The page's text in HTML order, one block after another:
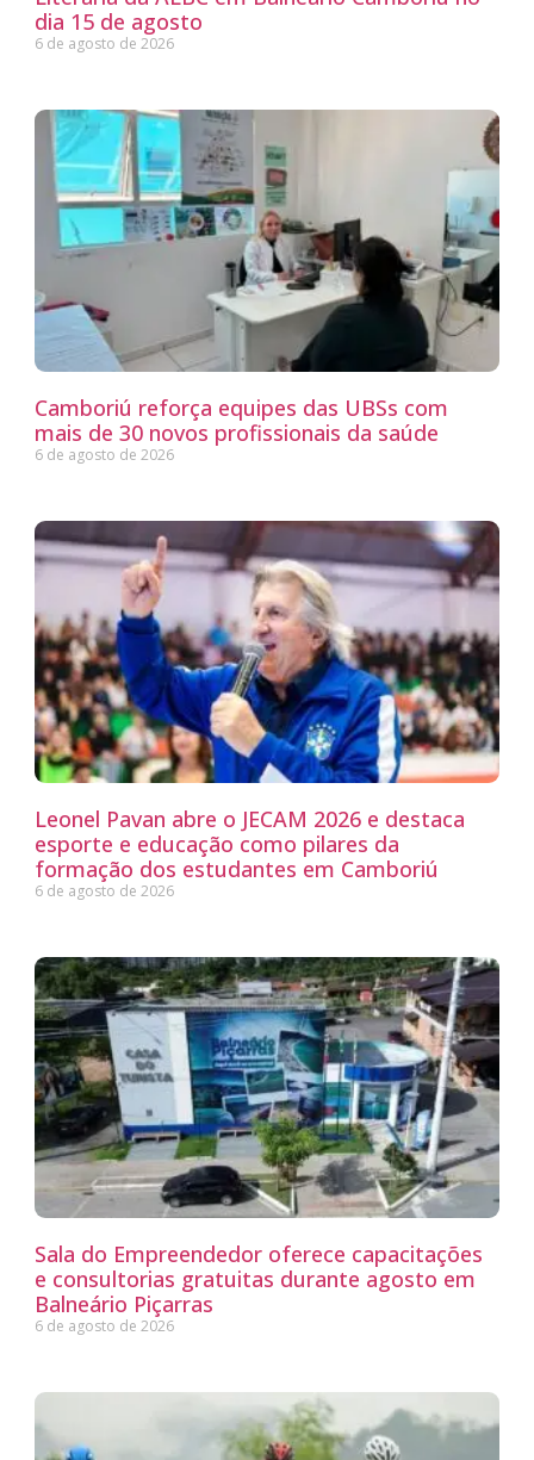
dia 15 de agosto
6 de agosto de 2026
Camboriú reforça equipes das UBSs com
mais de 30 novos profissionais da saúde
6 de agosto de 2026
Leonel Pavan abre o JECAM 2026 e destaca
esporte e educação como pilares da
formação dos estudantes em Camboriú
6 de agosto de 2026
Sala do Empreendedor oferece capacitações
e consultorias gratuitas durante agosto em
Balneário Piçarras
6 de agosto de 2026